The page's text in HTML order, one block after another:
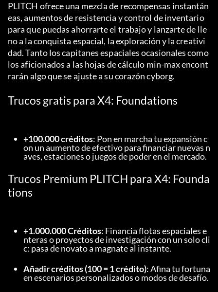
PLITCH ofrece una mezcla de recompensas instantán
eas, aumentos de resistencia y control de inventario
para que puedas ahorrarte el trabajo y lanzarte de lle
no a la conquista espacial, la exploración y la creativi
dad. Tanto los capitanes espaciales ocasionales como
los aficionados a las hojas de cálculo min-max encont
rarán algo que se ajuste a su corazón cyborg.
Trucos gratis para X4: Foundations
+100.000 créditos: Pon en marcha tu expansión c
on un aumento de efectivo para financiar nuevas n
aves, estaciones o juegos de poder en el mercado.
Trucos Premium PLITCH para X4: Founda
tions
+1.000.000 Créditos: Financia flotas espaciales e
nteras o proyectos de investigación con un solo cli
c: pasa de novato a magnate al instante.
Añadir créditos (100 = 1 crédito): Afina tu fortuna
en escenarios personalizados o modos de desafío.